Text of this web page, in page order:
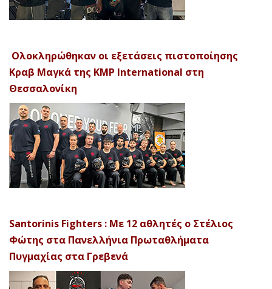
Ολοκληρώθηκαν οι εξετάσεις πιστοποίησης
Κραβ Μαγκά της KMP International στη
Θεσσαλονίκη
Santorinis Fighters : Με 12 αθλητές ο Στέλιος
Φώτης στα Πανελλήνια Πρωταθλήματα
Πυγμαχίας στα Γρεβενά